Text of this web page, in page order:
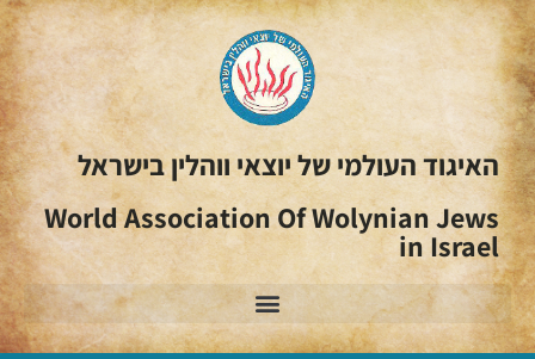
האיגוד העולמי של יוצאי ווהלין בישראל
World Association Of Wolynian Jews
in Israel